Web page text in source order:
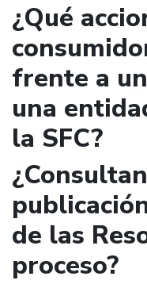
¿Qué
frente a
una
la SFC?
de las
proceso?